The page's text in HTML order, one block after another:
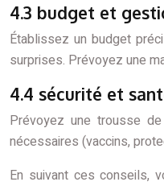
4.3 budget et
Établissez un budget
surprises. Prévoyez une
4.4 sécurité et
Prévoyez une trousse
nécessaires (vaccins,
En suivant ces conseils,